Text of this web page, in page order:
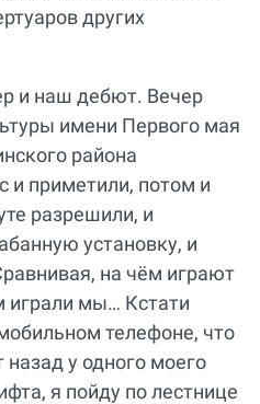
других
и наш дебют. Вечер
имени Первого мая
района
и приметили, потом и
разрешили, и
установку, и
на чём играют
играли мы… Кстати
телефоне, что
назад у одного моего
я пойду по лестнице